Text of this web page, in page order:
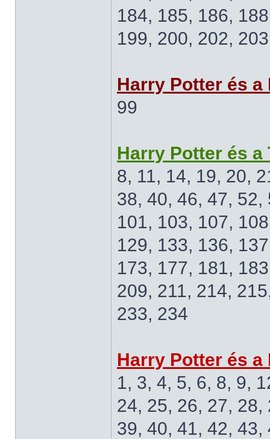
184, 185, 186,
199, 200, 202,
Harry Potter és
99
Harry Potter és
8, 11, 14, 19, 20,
38, 40, 46, 47,
101, 103, 107,
129, 133, 136,
173, 177, 181,
209, 211, 214,
233, 234
Harry Potter és
1, 3, 4, 5, 6, 8, 9,
24, 25, 26, 27,
39, 40, 41, 42,